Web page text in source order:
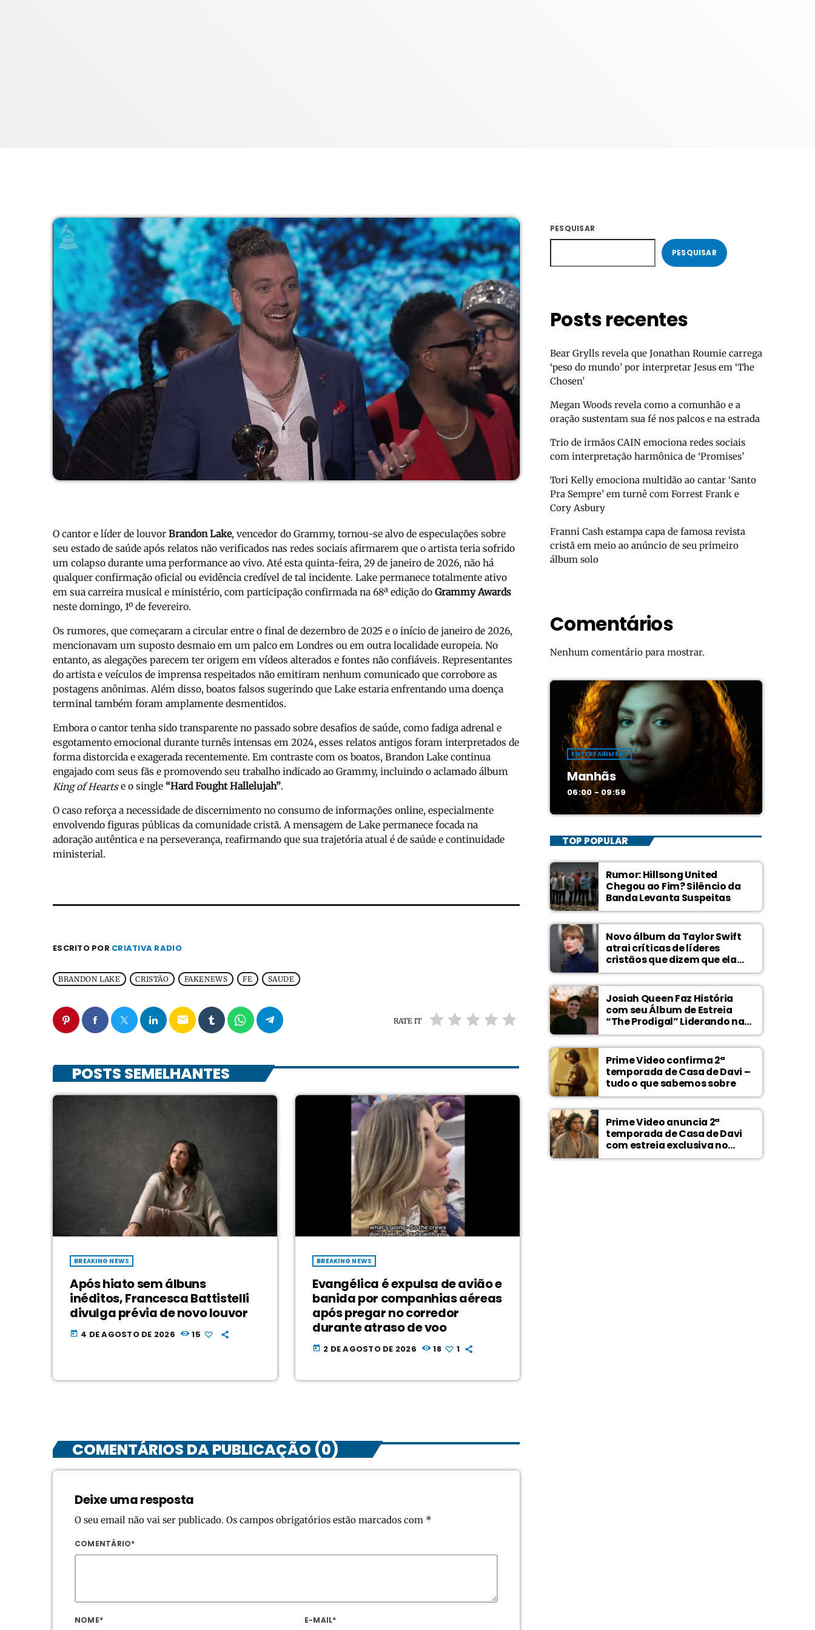
O cantor e líder de louvor Brandon Lake, vencedor do Grammy, tornou-se alvo de especulações sobre
seu estado de saúde após relatos não verificados nas redes sociais afirmarem que o artista teria sofrido
um colapso durante uma performance ao vivo. Até esta quinta-feira, 29 de janeiro de 2026, não há
qualquer confirmação oficial ou evidência credível de tal incidente. Lake permanece totalmente ativo
em sua carreira musical e ministério, com participação confirmada na 68ª edição do Grammy Awards
neste domingo, 1º de fevereiro.
Os rumores, que começaram a circular entre o final de dezembro de 2025 e o início de janeiro de 2026,
mencionavam um suposto desmaio em um palco em Londres ou em outra localidade europeia. No
entanto, as alegações parecem ter origem em vídeos alterados e fontes não confiáveis. Representantes
do artista e veículos de imprensa respeitados não emitiram nenhum comunicado que corrobore as
postagens anônimas. Além disso, boatos falsos sugerindo que Lake estaria enfrentando uma doença
terminal também foram amplamente desmentidos.
Embora o cantor tenha sido transparente no passado sobre desafios de saúde, como fadiga adrenal e
esgotamento emocional durante turnês intensas em 2024, esses relatos antigos foram interpretados de
forma distorcida e exagerada recentemente. Em contraste com os boatos, Brandon Lake continua
engajado com seus fãs e promovendo seu trabalho indicado ao Grammy, incluindo o aclamado álbum
King of Heartse o single “Hard Fought Hallelujah”.
O caso reforça a necessidade de discernimento no consumo de informações online, especialmente
envolvendo figuras públicas da comunidade cristã. A mensagem de Lake permanece focada na
adoração autêntica e na perseverança, reafirmando que sua trajetória atual é de saúde e continuidade
ministerial.
ESCRITO POR CRIATIVA RADIO
BRANDON LAKE CRISTÃO FAKENEWS FE SAUDE
email RATE IT
POSTS SEMELHANTES
BREAKING NEWS
Após hiato sem álbuns
inéditos, Francesca Battistelli
divulga prévia de novo louvor
today 4 DE AGOSTO DE 2026 15
BREAKING NEWS
Evangélica é expulsa de avião e
banida por companhias aéreas
após pregar no corredor
durante atraso de voo
today 2 DE AGOSTO DE 2026 18 1
COMENTÁRIOS DA PUBLICAÇÃO (0)
Deixe uma resposta
O seu email não vai ser publicado. Os campos obrigatórios estão marcados com *
COMENTÁRIO*
NOME* E-MAIL*
PESQUISAR
PESQUISAR
Posts recentes
Bear Grylls revela que Jonathan Roumie carrega
‘peso do mundo’ por interpretar Jesus em ‘The
Chosen’
Megan Woods revela como a comunhão e a
oração sustentam sua fé nos palcos e na estrada
Trio de irmãos CAIN emociona redes sociais
com interpretação harmônica de ‘Promises’
Tori Kelly emociona multidão ao cantar ‘Santo
Pra Sempre’ em turnê com Forrest Frank e
Cory Asbury
Franni Cash estampa capa de famosa revista
cristã em meio ao anúncio de seu primeiro
álbum solo
Comentários
Nenhum comentário para mostrar.
ENTERTAINMENT
Manhãs
06:00 - 09:59
TOP POPULAR
Rumor: Hillsong United
Chegou ao Fim? Silêncio da
Banda Levanta Suspeitas
Novo álbum da Taylor Swift
atrai críticas de líderes
cristãos que dizem que ela
zomba de Deus
Josiah Queen Faz História
com seu Álbum de Estreia
“The Prodigal” Liderando na
Billboard
Prime Video confirma 2ª
temporada de Casa de Davi –
tudo o que sabemos sobre
Prime Video anuncia 2ª
temporada de Casa de Davi
com estreia exclusiva no
Wonder Project